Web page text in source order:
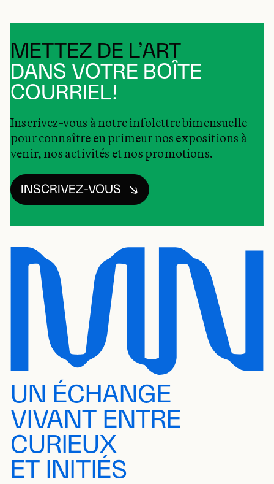
METTEZ DE L’ART
DANS VOTRE BOÎTE
COURRIEL!
Inscrivez-vous à notre infolettre bimensuelle
pour connaître en primeur nos expositions à
venir, nos activités et nos promotions.
INSCRIVEZ-VOUS
UN ÉCHANGE
VIVANT ENTRE
CURIEUX
ET INITIÉS